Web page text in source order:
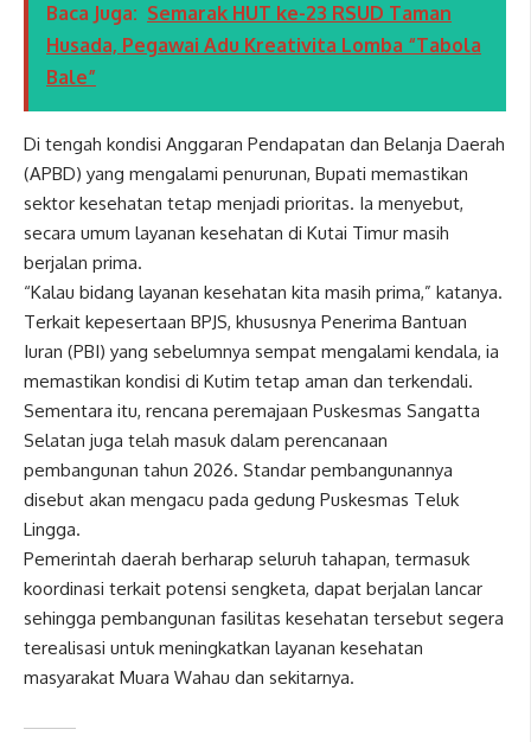
Baca Juga: Semarak HUT ke-23 RSUD Taman
Husada, Pegawai Adu Kreativita Lomba “Tabola
Bale”
Di tengah kondisi Anggaran Pendapatan dan Belanja Daerah
(APBD) yang mengalami penurunan, Bupati memastikan
sektor kesehatan tetap menjadi prioritas. Ia menyebut,
secara umum layanan kesehatan di Kutai Timur masih
berjalan prima.
“Kalau bidang layanan kesehatan kita masih prima,” katanya.
Terkait kepesertaan BPJS, khususnya Penerima Bantuan
Iuran (PBI) yang sebelumnya sempat mengalami kendala, ia
memastikan kondisi di Kutim tetap aman dan terkendali.
Sementara itu, rencana peremajaan Puskesmas Sangatta
Selatan juga telah masuk dalam perencanaan
pembangunan tahun 2026. Standar pembangunannya
disebut akan mengacu pada gedung Puskesmas Teluk
Lingga.
Pemerintah daerah berharap seluruh tahapan, termasuk
koordinasi terkait potensi sengketa, dapat berjalan lancar
sehingga pembangunan fasilitas kesehatan tersebut segera
terealisasi untuk meningkatkan layanan kesehatan
masyarakat Muara Wahau dan sekitarnya.